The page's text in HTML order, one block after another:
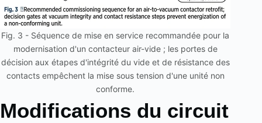
Fig. 3 - Séquence de mise en service recommandée pour la
modernisation d'un contacteur air-vide ; les portes de
décision aux étapes d'intégrité du vide et de résistance des
contacts empêchent la mise sous tension d'une unité non
conforme.
Modifications du circuit